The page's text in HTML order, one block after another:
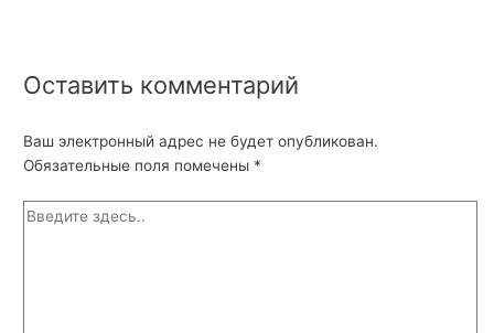
Оставить комментарий
Ваш электронный адрес не будет опубликован.
Обязательные поля помечены *